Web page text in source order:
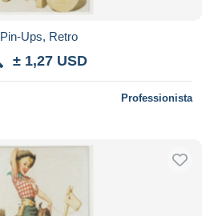
Pin-Ups, Retro
± 1,27 USD
Professionista